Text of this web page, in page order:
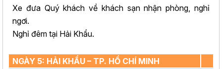
Xe đưa Quý khách về khách sạn nhận phòng, nghỉ
ngơi.
Nghỉ đêm tại Hải Khẩu.
NGÀY 5: HẢI KHẨU – TP. HỒ CHÍ MINH